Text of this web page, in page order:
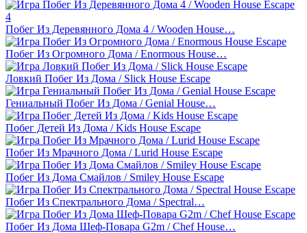
Побег Из Деревянного Дома 4 / Wooden House…
Побег Из Огромного Дома / Enormous House…
Ловкий Побег Из Дома / Slick House Escape
Гениальный Побег Из Дома / Genial House…
Побег Детей Из Дома / Kids House Escape
Побег Из Мрачного Дома / Lurid House Escape
Побег Из Дома Смайлов / Smiley House Escape
Побег Из Спектрального Дома / Spectral…
Побег Из Дома Шеф-Повара G2m / Chef House…